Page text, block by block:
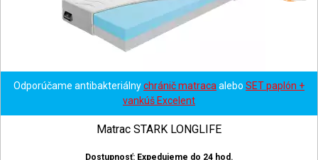
Odporúčame antibakteriálnychránič matraca alebo SET paplón +
vankúš Excelent
Matrac STARK LONGLIFE
Dostupnosť: Expedujeme do 24 hod.